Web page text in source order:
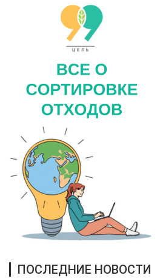
ПОСЛЕДНИЕ НОВОСТИ